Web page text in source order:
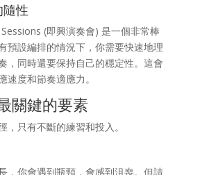
隨性
(即興演奏會) 是一個非常棒
預設編排的情況下，你需要快速地理
，同時還要保持自己的穩定性。這會
速度和節奏適應力。
關鍵的要素
，只有不斷的練習和投入。
，你會遇到瓶頸，會感到沮喪。但請